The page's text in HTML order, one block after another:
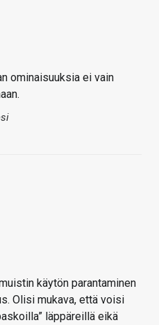
ominaisuuksia ei vain
käytön parantaminen
Olisi mukava, että voisi
läppäreillä eikä